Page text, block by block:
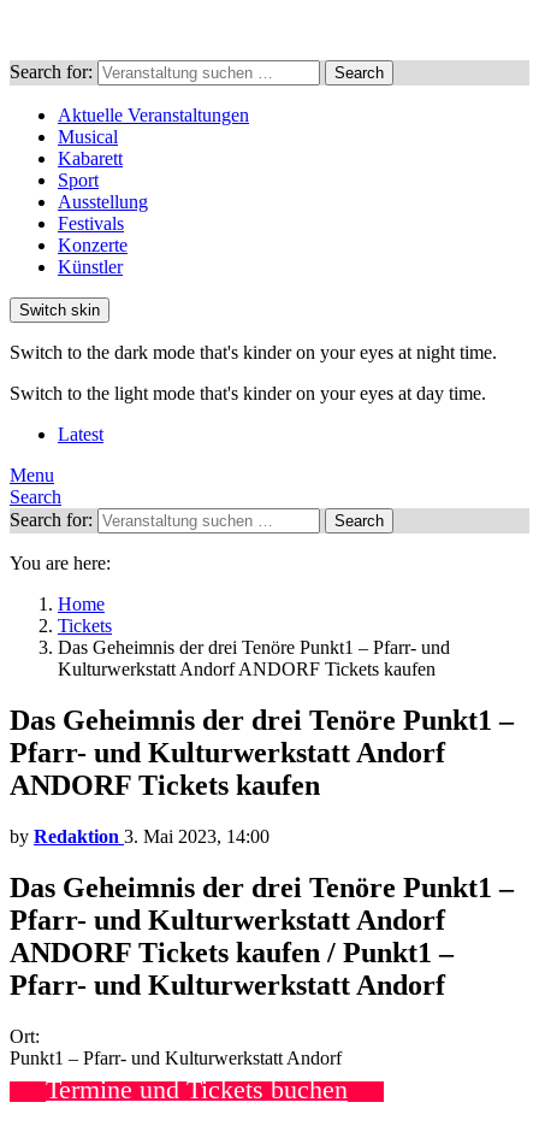
Search for: Search
Aktuelle Veranstaltungen
Musical
Kabarett
Sport
Ausstellung
Festivals
Konzerte
Künstler
Switch skin
Switch to the dark mode that's kinder on your eyes at night time.
Switch to the light mode that's kinder on your eyes at day time.
Latest
Menu
Search
Search for:
Search
You are here:
Home
Tickets
Das Geheimnis der drei Tenöre Punkt1 – Pfarr- und
Kulturwerkstatt Andorf ANDORF Tickets kaufen
Das Geheimnis der drei Tenöre Punkt1 –
Pfarr- und Kulturwerkstatt Andorf
ANDORF Tickets kaufen
by Redaktion 3. Mai 2023, 14:00
Das Geheimnis der drei Tenöre Punkt1 –
Pfarr- und Kulturwerkstatt Andorf
ANDORF Tickets kaufen / Punkt1 –
Pfarr- und Kulturwerkstatt Andorf
Ort:
Punkt1 – Pfarr- und Kulturwerkstatt Andorf
Termine und Tickets buchen